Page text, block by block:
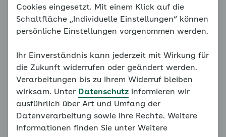
Einführungsfilm zum Online-
Was erwartet Sie in diesem Coach und warum
sollten Sie ihn unbedingt nutzen?
zur Startseite
Cookies eingesetzt. Mit einem Klick auf die
Schaltfläche „Individuelle Einstellungen“ können
persönliche Einstellungen vorgenommen werden.
Ihr Einverständnis kann jederzeit mit Wirkung für
die Zukunft widerrufen oder geändert werden.
Verarbeitungen bis zu Ihrem Widerruf bleiben
wirksam. Unter Datenschutz informieren wir
ausführlich über Art und Umfang der
Datenverarbeitung sowie Ihre Rechte. Weitere
Informationen finden Sie unter Weitere